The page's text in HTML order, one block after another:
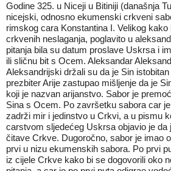
Godine 325. u Niceji u Bitiniji (današnja
nicejski, odnosno ekumenski crkveni
rimskog cara Konstantina I. Velikog kako
crkvenih neslaganja, poglavito u
pitanja bila su datum proslave Uskrsa i
ili sličnu bit s Ocem. Aleksandar
Aleksandrijski držali su da je Sin
prezbiter Arije zastupao mišljenje da je
koji je nazvan arijanstvo. Sabor je
Sina s Ocem. Po završetku sabora car
zadrži mir i jedinstvo u Crkvi, a u pismu
carstvom sljedećeg Uskrsa objavio je da
čitave Crkve. Dugoročno, sabor je imao
prvi u nizu ekumenskih sabora. Po prvi
iz cijele Crkve kako bi se dogovorili oko